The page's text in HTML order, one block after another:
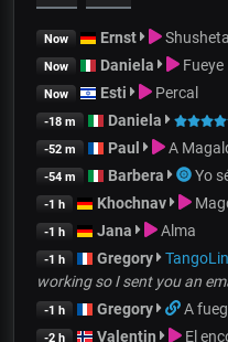
Now Ernst
Now Daniela Fueye
Now Esti Percal
-18 m Daniela
-52 m Paul A
-54 m Barbera Yo
-1 h Khochnav
-1 h Jana Alma
-1 h Gregory
working so I sent you an
-1 h Gregory A
-2 h Valentin El